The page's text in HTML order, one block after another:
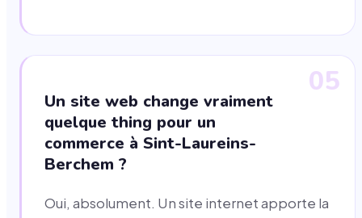
05
Un site web change vraiment
quelque thing pour un
commerce à Sint-Laureins-
Berchem ?
Oui, absolument. Un site internet apporte la